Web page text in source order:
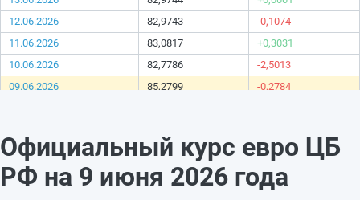
12.06.2026
82,9743
-0,1074
11.06.2026
83,0817
+0,3031
10.06.2026
82,7786
-2,5013
09.06.2026
85,2799
-0,2784
06.06.2026
85,5583
-0,713
05.06.2026
86,2713
+1,1469
Официальный курс евро ЦБ
РФ на 9 июня 2026 года